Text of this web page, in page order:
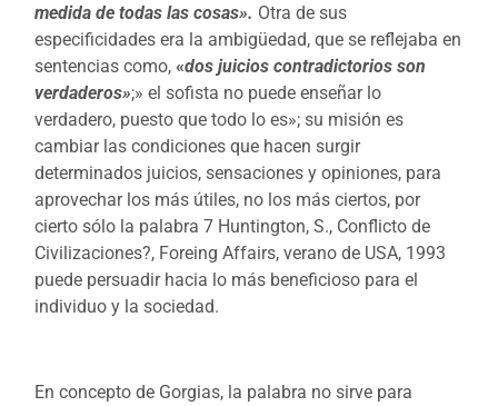
medida de todas las cosas». Otra de sus
especificidades era la ambigüedad, que se reflejaba en
sentencias como,«dos juicios contradictorios son
verdaderos»;» el sofista no puede enseñar lo
verdadero, puesto que todo lo es»; su misión es
cambiar las condiciones que hacen surgir
determinados juicios, sensaciones y opiniones, para
aprovechar los más útiles, no los más ciertos, por
cierto sólo la palabra 7 Huntington, S., Conflicto de
Civilizaciones?, Foreing Affairs, verano de USA, 1993
puede persuadir hacia lo más beneficioso para el
individuo y la sociedad.
En concepto de Gorgias, la palabra no sirve para